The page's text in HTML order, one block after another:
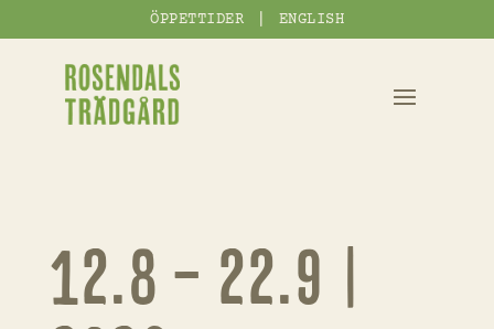
ÖPPETTIDER ENGLISH
12.8 – 22.9 |